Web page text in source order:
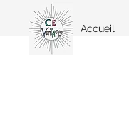
Accueil